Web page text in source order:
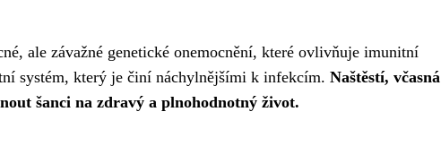
ale závažné genetické onemocnění, které ovlivňuje imunitní
systém, který je činí náchylnějšími k infekcím. Naštěstí, včasná
šanci na zdravý a plnohodnotný život.